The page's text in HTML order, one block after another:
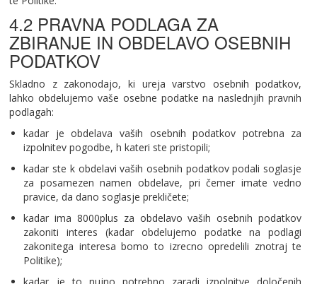
4.2 PRAVNA PODLAGA ZA
ZBIRANJE IN OBDELAVO OSEBNIH
PODATKOV
Skladno z zakonodajo, ki ureja varstvo osebnih podatkov,
lahko obdelujemo vaše osebne podatke na naslednjih pravnih
podlagah:
kadar je obdelava vaših osebnih podatkov potrebna za
izpolnitev pogodbe, h kateri ste pristopili;
kadar ste k obdelavi vaših osebnih podatkov podali soglasje
za posamezen namen obdelave, pri čemer imate vedno
pravice, da dano soglasje prekličete;
kadar ima 8000plus za obdelavo vaših osebnih podatkov
zakoniti interes (kadar obdelujemo podatke na podlagi
zakonitega interesa bomo to izrecno opredelili znotraj te
Politike);